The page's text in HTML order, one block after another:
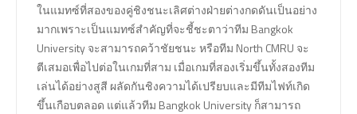
ในแมทซ์ที่สองของคู่ชิงชนะเลิศต่างฝ่ายต่างกดดันเป็นอย่าง
มากเพราะเป็นแมทซ์สำคัญที่จะชี้ชะตาว่าทีม Bangkok
University จะสามารถคว้าชัยชนะ หรือทีม North CMRU จะ
ตีเสมอเพื่อไปต่อในเกมที่สาม เมื่อเกมที่สองเริ่มขึ้นทั้งสองทีม
เล่นได้อย่างสูสี ผลัดกันชิงความได้เปรียบและมีทีมไฟท์เกิด
ขึ้นเกือบตลอด แต่แล้วทีม Bangkok University ก็สามารถ